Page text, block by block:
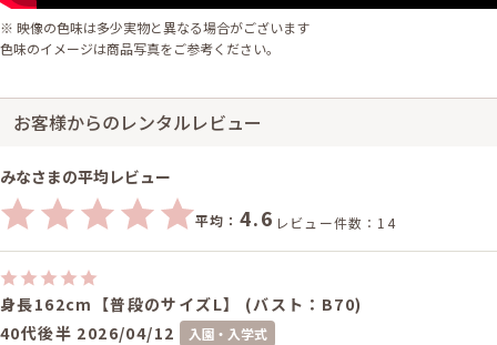
※ 映像の色味は多少実物と異なる場合がございます
色味のイメージは商品写真をご参考ください。
お客様からのレンタルレビュー
みなさまの平均レビュー
平均： 4.6 レビュー件数：14
身長162cm【普段のサイズL】 (バスト：B70)
40代後半 2026/04/12
入園・入学式